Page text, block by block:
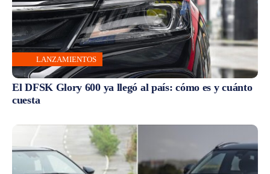
LANZAMIENTOS
El DFSK Glory 600 ya llegó al país: cómo es y cuánto
cuesta